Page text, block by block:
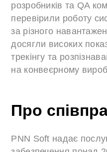
розробників та QA
перевірили роботу
за різного
досягли високих
трекінгу та
на конвеєрному
Про
PNN Soft надає